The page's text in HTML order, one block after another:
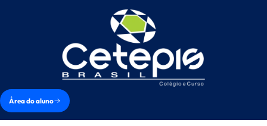
Área do aluno